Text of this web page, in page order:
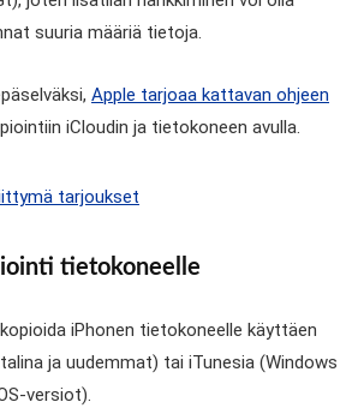
suuria määriä tietoja.
Apple tarjoaa kattavan ohjeen
iCloudin ja tietokoneen avulla.
tarjoukset
tietokoneelle
iPhonen tietokoneelle käyttäen
ja uudemmat) tai iTunesia (Windows
versiot).